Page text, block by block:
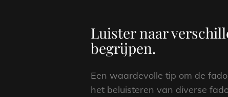
Luister naar
begrijpen.
Een waardevolle tip om de
het beluisteren van diverse